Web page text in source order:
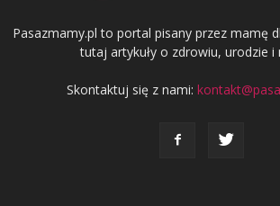
Pasazmamy.pl to portal pisany przez mamę
tutaj artykuły o zdrowiu, urodzie i
Skontaktuj się z nami: